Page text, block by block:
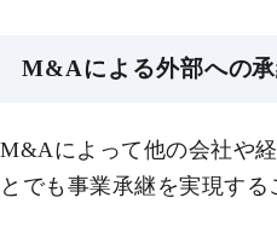
M&Aによる外部への
M&Aによって他の会社や
とでも事業承継を実現する